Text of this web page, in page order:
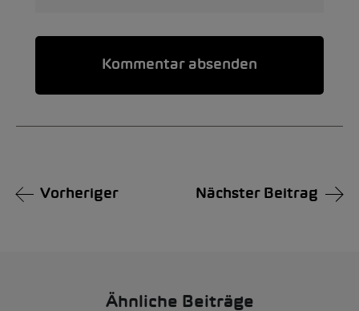
Vorheriger Nächster Beitrag
Ähnliche Beiträge